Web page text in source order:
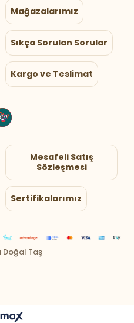
Mağazalarımız
Sıkça Sorulan Sorular
Kargo ve Teslimat
Mesafeli Satış
Sözleşmesi
Sertifikalarımız